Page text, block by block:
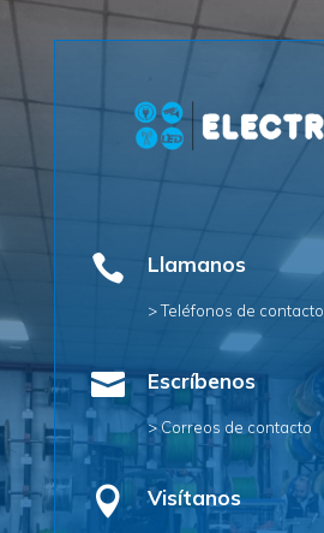
 Llamanos
> Teléfonos de contacto
 Escríbenos
> Correos de contacto
 Visítanos